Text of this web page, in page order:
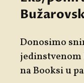
Donosimo
jedinstvenom
na Booksi u